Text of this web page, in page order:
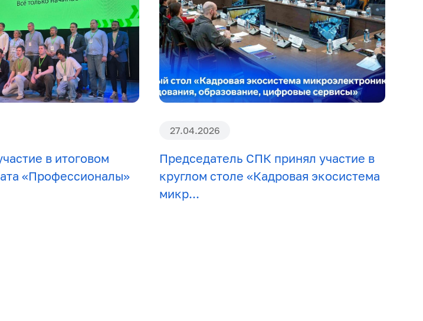
в итоговом
«Профессионалы»
27.04.2026
Председатель СПК принял участие в
круглом столе «Кадровая экосистема
микр...